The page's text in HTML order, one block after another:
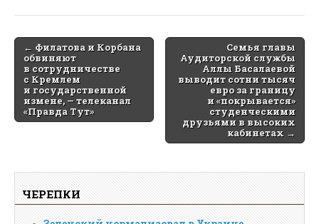
Post
navigation
← Филатова и Корбана
обвиняют
в сотрудничестве
с Кремлем
и государственной
измене, — телеканал
«Правда Тут»
Семья главы
Аудиторской службы
Аллы Басалаевой
выводит сотни тысяч
евро за границу
и «покрывается»
студенческими
друзьями в высоких
кабинетах →
ЧЕРЕПКИ